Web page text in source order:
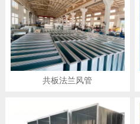
共板法兰风管